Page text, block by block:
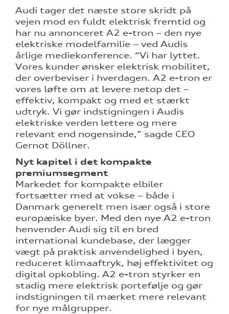
Audi tager det næste store skridt på
vejen mod en fuldt elektrisk fremtid og
har nu annonceret A2 e-tron – den nye
elektriske modelfamilie – ved Audis
årlige mediekonference. “Vi har lyttet.
Vores kunder ønsker elektrisk mobilitet,
der overbeviser i hverdagen. A2 e-tron er
vores løfte om at levere netop det –
effektiv, kompakt og med et stærkt
udtryk. Vi gør indstigningen i Audis
elektriske verden lettere og mere
relevant end nogensinde,” sagde CEO
Gernot Döllner.
Nyt kapitel i det kompakte
premiumsegment
Markedet for kompakte elbiler
fortsætter med at vokse – både i
Danmark generelt men især også i store
europæiske byer. Med den nye A2 e-tron
henvender Audi sig til en bred
international kundebase, der lægger
vægt på praktisk anvendelighed i byen,
reduceret klimaaftryk, høj effektivitet og
digital opkobling. A2 e-tron styrker en
stadig mere elektrisk portefølje og gør
indstigningen til mærket mere relevant
for nye målgrupper.